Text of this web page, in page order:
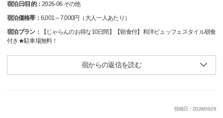
宿泊日/目的：2026-06 その他
宿泊価格帯： 6,001～7,000円（大人一人あたり）
宿泊プラン：
【じゃらんのお得な10日間】【朝食付】和洋ビュッフェスタイル朝食
付き★駐車場無料！
宿からの返信を読む
投稿日：2026/06/28